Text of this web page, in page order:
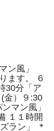
ン風」
ます。 ６
30分「ア
金）９:30
マン風」
１１時開
ラン」 ＊